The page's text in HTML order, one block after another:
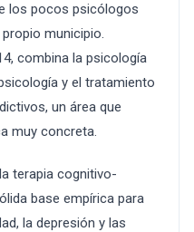
los pocos psicólogos
municipio.
combina la psicología
y el tratamiento
un área que
muy concreta.
terapia cognitivo-
base empírica para
la depresión y las